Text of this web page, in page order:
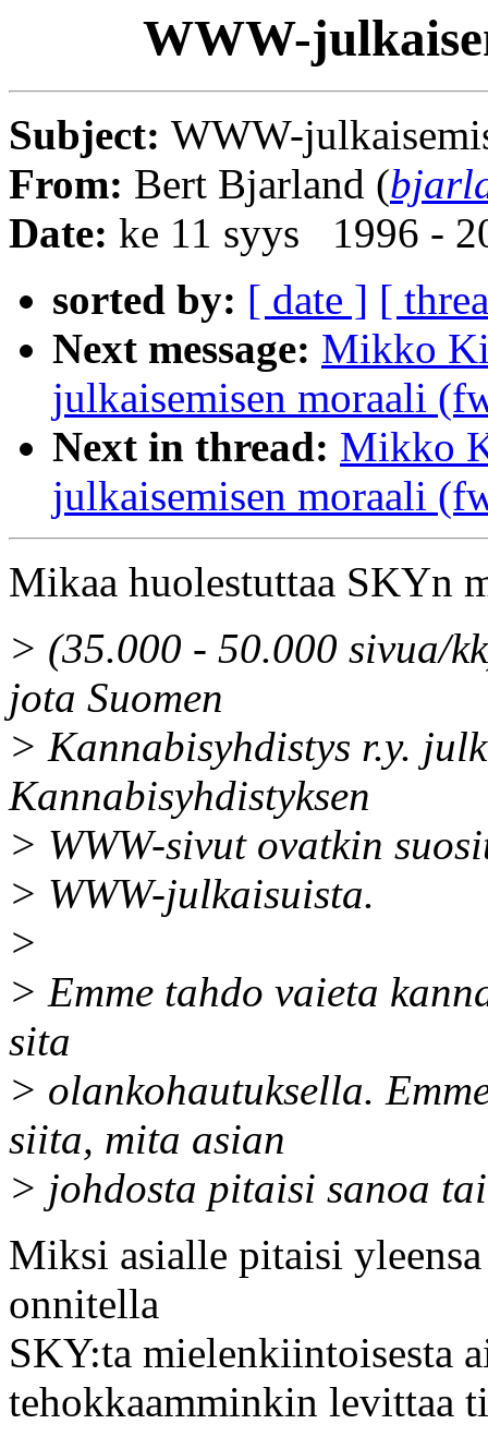
WWW-
Subject: WWW-
From: Bert Bjarland (
Date: ke 11 syys 1996 -
sorted by: [ date ] [
Next message: Mikko
julkaisemisen moraali
Next in thread: Mikko
julkaisemisen moraali
Mikaa huolestuttaa SKYn
> (35.000 - 50.000 sivua/
jota Suomen
> Kannabisyhdistys r.y.
Kannabisyhdistyksen
> WWW-sivut ovatkin
> WWW-julkaisuista.
>
> Emme tahdo vaieta
sita
> olankohautuksella.
siita, mita asian
> johdosta pitaisi sanoa
Miksi asialle pitaisi
onnitella
SKY:ta mielenkiintoisesta
tehokkaamminkin levittaa